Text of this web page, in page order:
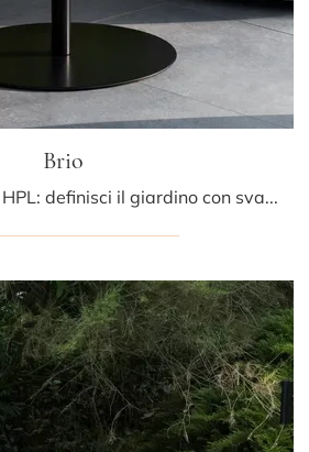
Brio
Arredo Giardino in HPL: definisci il giardino con svariate offerte di tavolini da giardino della firma LaPalma.